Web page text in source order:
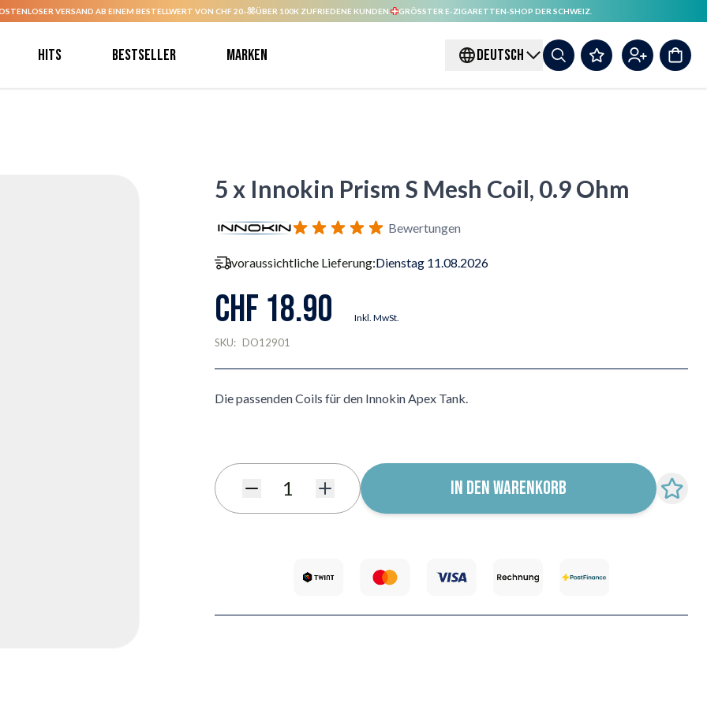
VERSAND AB EINEM BESTELLWERT VON CHF 20.- ÜBER 100K ZUFRIEDENE KUNDEN. GRÖSSTER E-ZIGARETTEN-SHOP DER SCHWEIZ.
Hits Bestseller Marken DEUTSCH
5 x Innokin Prism S Mesh Coil, 0.9 Ohm
Bewertungen
voraussichtliche Lieferung:Dienstag 11.08.2026
CHF 18.90 Inkl. MwSt.
SKU: DO12901
Die passenden Coils für den Innokin Apex Tank.
IN DEN WARENKORB